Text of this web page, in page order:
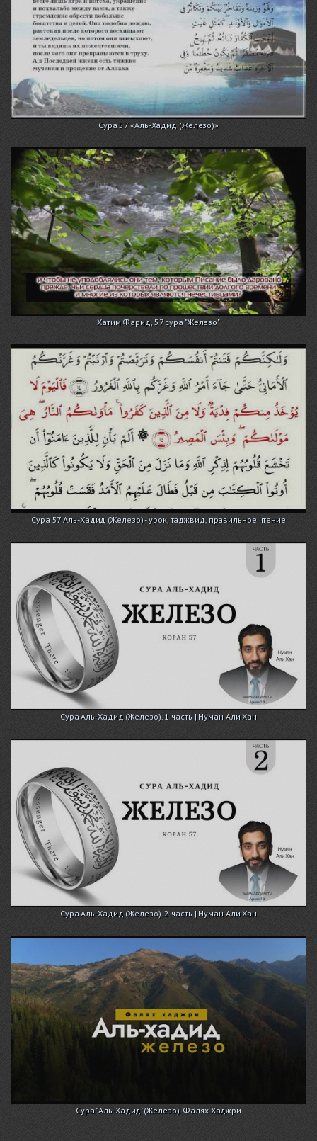
Сура 57 «Аль-Хадид (Железо)»
Хатим Фарид, 57 сура "Железо"
Сура 57 Аль-Хадид (Железо) - урок, таджвид, правильное чтение
Сура Аль-Хадид (Железо). 1 часть | Нуман Али Хан
Сура Аль-Хадид (Железо). 2 часть | Нуман Али Хан
Сура "Аль-Хадид"(Железо). Фалях Хаджри